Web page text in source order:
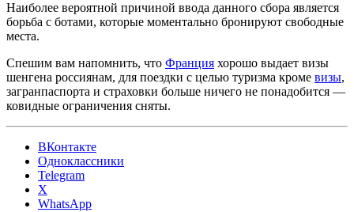
Наиболее вероятной причиной ввода данного сбора является
борьба с ботами, которые моментально бронируют свободные
места.
Спешим вам напомнить, что Франция хорошо выдает визы
шенгена россиянам, для поездки с целью туризма кроме визы,
загранпаспорта и страховки больше ничего не понадобится —
ковидные ограничения сняты.
ВКонтакте
Одноклассники
Telegram
X
WhatsApp